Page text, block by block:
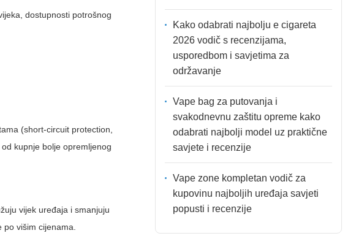
dostupnosti potrošnog
(short-circuit protection,
kupnje bolje opremljenog
vijek uređaja i smanjuju
višim cijenama.
Kako odabrati najbolju e cigareta
2026 vodič s recenzijama,
usporedbom i savjetima za
održavanje
Vape bag za putovanja i
svakodnevnu zaštitu opreme kako
odabrati najbolji model uz praktične
savjete i recenzije
Vape zone kompletan vodič za
kupovinu najboljih uređaja savjeti
popusti i recenzije